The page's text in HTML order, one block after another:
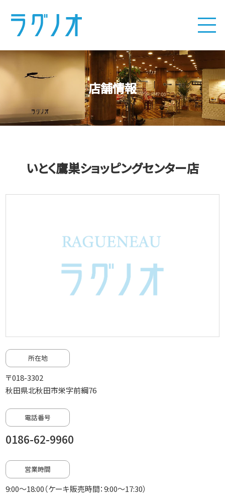
店舗情報
いとく鷹巣ショッピングセンター店
所在地
〒018-3302
秋田県北秋田市栄字前綱76
電話番号
0186-62-9960
営業時間
9:00～18:00（ケーキ販売時間：9:00～17:30）